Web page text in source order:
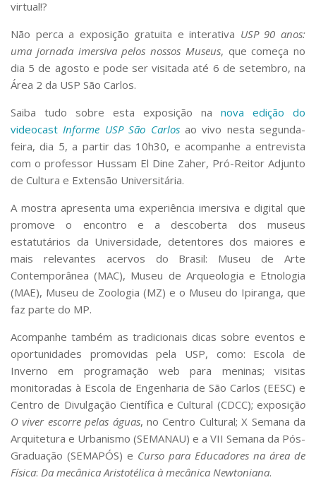
Serviços
Apoio ao Estudante
Segurança, Trânsito e Prevenção
RH, Administrativo e Financeiro
Outros serviços
Comunicação
Assessorias e Mídias
Aplicativos e Sites
Jornal da USP
Agenda de Eventos
Defesa de Teses
virtual!?
Não perca a exposição gratuita e interativa USP 90 anos:
uma jornada imersiva pelos nossos Museus, que começa no
dia 5 de agosto e pode ser visitada até 6 de setembro, na
Área 2 da USP São Carlos.
Saiba tudo sobre esta exposição na nova edição do
videocast Informe USP São Carlosao vivo nesta segunda-
feira, dia 5, a partir das 10h30, e acompanhe a entrevista
com o professor Hussam El Dine Zaher, Pró-Reitor Adjunto
de Cultura e Extensão Universitária.
A mostra apresenta uma experiência imersiva e digital que
promove o encontro e a descoberta dos museus
estatutários da Universidade, detentores dos maiores e
mais relevantes acervos do Brasil: Museu de Arte
Contemporânea (MAC), Museu de Arqueologia e Etnologia
(MAE), Museu de Zoologia (MZ) e o Museu do Ipiranga, que
faz parte do MP.
Acompanhe também as tradicionais dicas sobre eventos e
oportunidades promovidas pela USP, como: Escola de
Inverno em programação web para meninas; visitas
monitoradas à Escola de Engenharia de São Carlos (EESC) e
Centro de Divulgação Científica e Cultural (CDCC); exposição
O viver escorre pelas águas, no Centro Cultural; X Semana da
Arquitetura e Urbanismo (SEMANAU) e a VII Semana da Pós-
Graduação (SEMAPÓS) e Curso para Educadores na área de
Física: Da mecânica Aristotélica à mecânica Newtoniana.